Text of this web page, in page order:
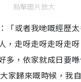
點擊圖片放大
「或者我哋嘅經歷
，走呀走呀走呀走
多，依家就成日要
歸來嘅時候，我